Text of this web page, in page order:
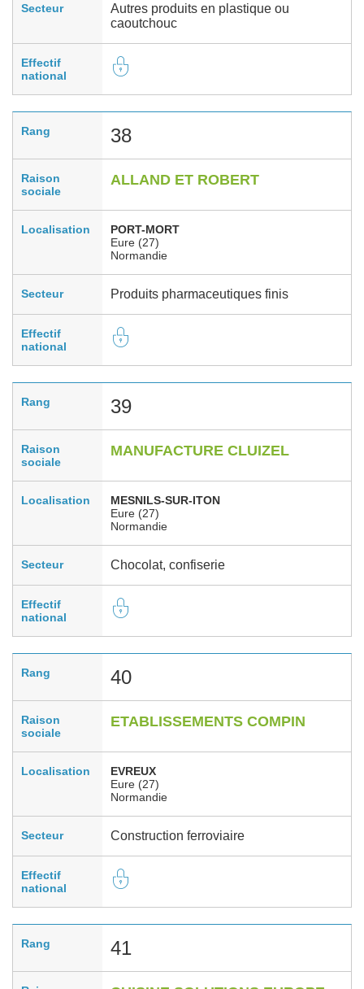
Secteur
Autres produits en plastique ou
caoutchouc
Effectif
national
Rang 38
Raison
sociale
ALLAND ET ROBERT
Localisation
PORT-MORT
Eure (27)
Normandie
Secteur Produits pharmaceutiques finis
Effectif
national
Rang 39
Raison
sociale
MANUFACTURE CLUIZEL
Localisation
MESNILS-SUR-ITON
Eure (27)
Normandie
Secteur Chocolat, confiserie
Effectif
national
Rang 40
Raison
sociale
ETABLISSEMENTS COMPIN
Localisation
EVREUX
Eure (27)
Normandie
Secteur Construction ferroviaire
Effectif
national
Rang 41